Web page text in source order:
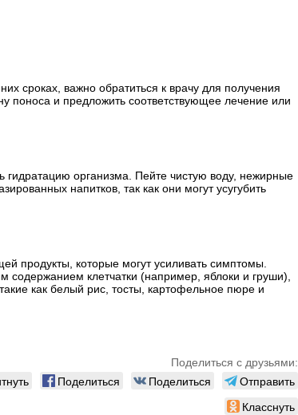
сроках, важно обратиться к врачу для получения
поноса и предложить соответствующее лечение или
гидратацию организма. Пейте чистую воду, нежирные
напитков, так как они могут усугубить
продукты, которые могут усиливать симптомы.
содержанием клетчатки (например, яблоки и груши),
как белый рис, тосты, картофельное пюре и
Поделиться с друзьями:
Поделиться Поделиться
Отправить
Класснуть